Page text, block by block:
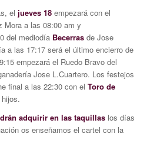
el jueves 18empezará con el
Mora a las 08:00 am y
del mediodía Becerrasde Jose
a las 17:17 será el último encierro de
empezará el Ruedo Bravo del
Jose L.Cuartero. Los festejos
final a las 22:30 con el Toro de
adquirir en las taquillaslos días
os enseñamos el cartel con la